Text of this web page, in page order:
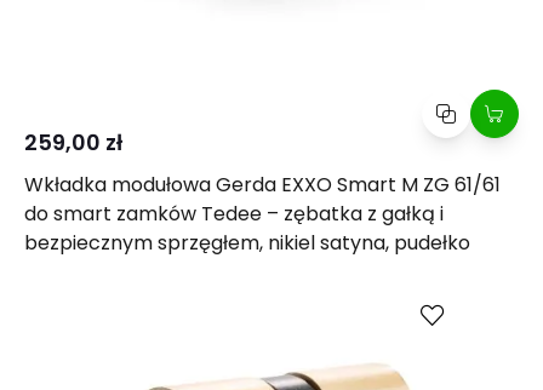
259,00 zł
Wkładka modułowa Gerda EXXO Smart M ZG 61/61
do smart zamków Tedee – zębatka z gałką i
bezpiecznym sprzęgłem, nikiel satyna, pudełko